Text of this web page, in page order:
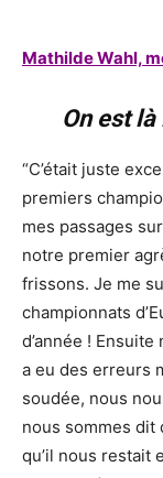
Mathilde Wahl,
On est
“C’était juste
premiers
mes passages
notre premier
frissons. Je me
championnats
d’année !
a eu des erreurs
soudée, nous
nous sommes dit
qu’il nous restait